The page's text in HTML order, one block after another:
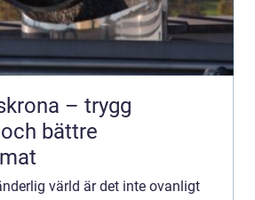
– trygg
bättre
värld är det inte ovanligt